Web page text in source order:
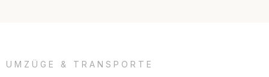
UMZÜGE & TRANSPORTE